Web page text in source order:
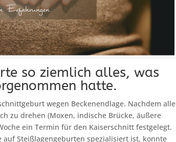
so ziemlich alles, was
hatte.
wegen Beckenendlage. Nachdem alle
zu drehen (Moxen, indische Brücke, äußere
ein Termin für den Kaiserschnitt festgelegt.
Steißlagengeburten spezialisiert ist, konnte